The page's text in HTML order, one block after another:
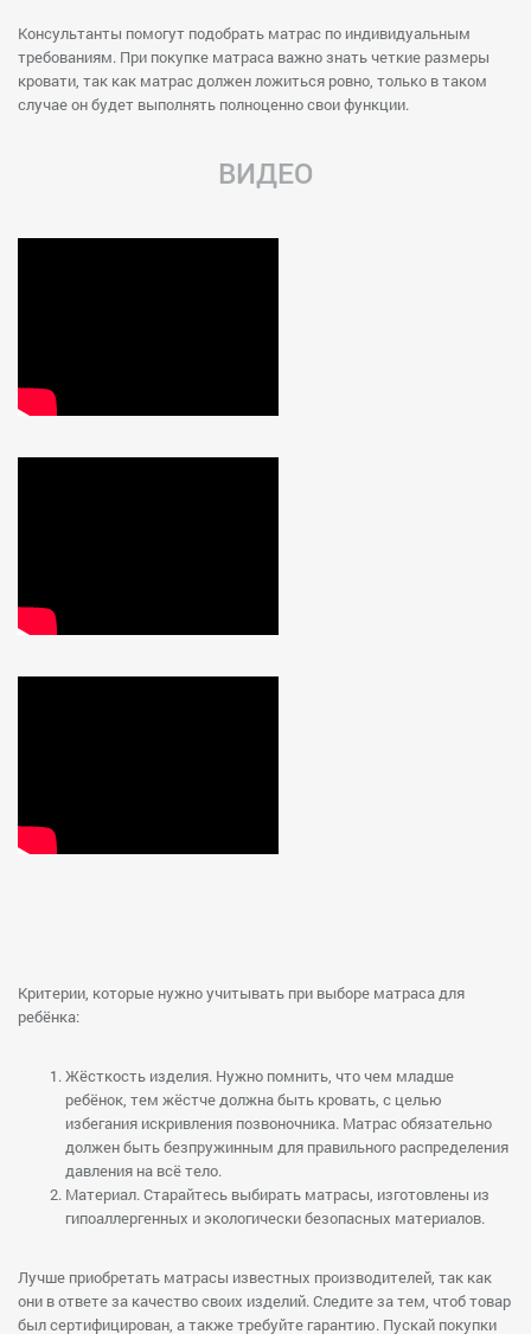
Консультанты помогут подобрать матрас по индивидуальным
требованиям. При покупке матраса важно знать четкие размеры
кровати, так как матрас должен ложиться ровно, только в таком
случае он будет выполнять полноценно свои функции.
ВИДЕО
Критерии, которые нужно учитывать при выборе матраса для
ребёнка:
Жёсткость изделия. Нужно помнить, что чем младше
ребёнок, тем жёстче должна быть кровать, с целью
избегания искривления позвоночника. Матрас обязательно
должен быть безпружинным для правильного распределения
давления на всё тело.
Материал. Старайтесь выбирать матрасы, изготовлены из
гипоаллергенных и экологически безопасных материалов.
Лучше приобретать матрасы известных производителей, так как
они в ответе за качество своих изделий. Следите за тем, чтоб товар
был сертифицирован, а также требуйте гарантию. Пускай покупки